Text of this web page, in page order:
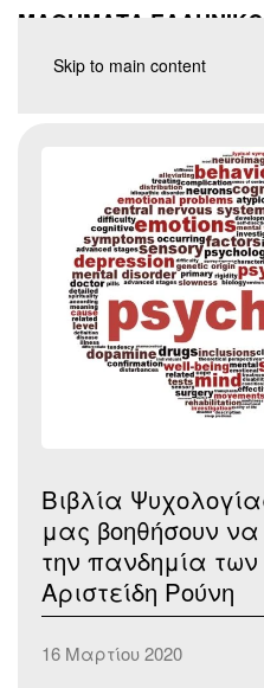
Skip to main content
ΜΑΘΗΜΑΤΑ
GREEK
Βιβλία
μας βοηθήσουν
την πανδημία
Αριστείδη Ρούνη
16 Μαρτίου 2020